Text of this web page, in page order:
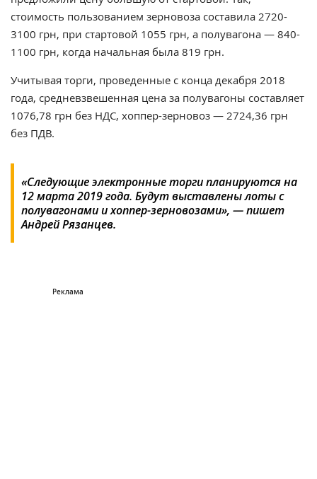
стоимость пользованием зерновоза составила 2720-
3100 грн, при стартовой 1055 грн, а полувагона — 840-
1100 грн, когда начальная была 819 грн.
Учитывая торги, проведенные с конца декабря 2018
года, средневзвешенная цена за полувагоны составляет
1076,78 грн без НДС, хоппер-зерновоз — 2724,36 грн
без ПДВ.
«Следующие электронные торги планируются на
12 марта 2019 года. Будут выставлены лоты с
полувагонами и хоппер-зерновозами», — пишет
Андрей Рязанцев.